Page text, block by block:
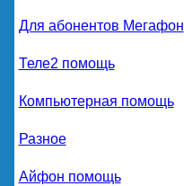
Для абонентов Мегафон
Теле2 помощь
Компьютерная помощь
Разное
Айфон помощь